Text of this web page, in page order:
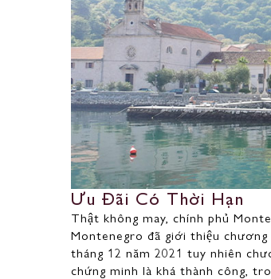
Ưu Đãi Có Thời Hạn
Thật không may, chính phủ
Montenegro đã giới thiệu
tháng 12 năm 2021 tuy nhiên
chứng minh là khá thành công,